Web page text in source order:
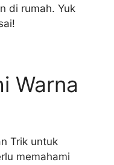
di rumah. Yuk
Warna
Trik untuk
memahami